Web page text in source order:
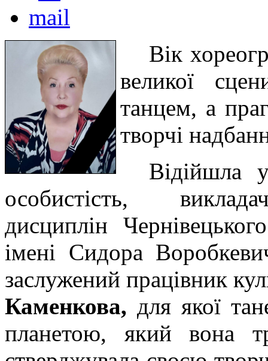
Вік
великої
танцем, а
творчі
Відійшла
особистість,
дисциплін
імені Сидора
заслужений працівник
Каменкова, для якої
планетою, який вона